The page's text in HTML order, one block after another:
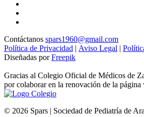
Contáctanos spars1960@gmail.com
Política de Privacidad | Aviso Legal |
Diseñadas porFreepik
Gracias al Colegio Oficial de Médicos de
por colaborar en la renovación de la página
© 2026 Spars | Sociedad de Pediatría de